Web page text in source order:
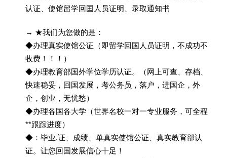
认证、使馆留学回囯人员证明、录取通知书
→ ★我们为您做的是：
◆办理真实使馆公证（即留学回国人员证明，不成功不
收费！！！）
◆办理教育部国外学位学历认证。（网上可查、存档、
快速稳妥，回国发展，考公务员，落户，进国企，外
企，创业，无忧愁）
◆办理各国各大学（世界名校一对一专业服务，可全程
**跟踪进度）
◆：毕业.证、成绩、单真实使馆公证、真实教育部认
证。让您回国发展信心十足！